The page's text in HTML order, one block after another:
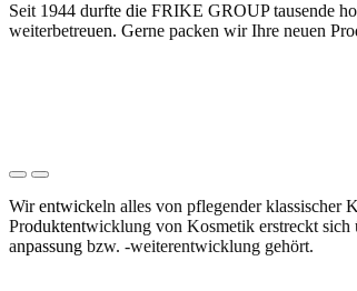
Seit 1944 durfte die FRIKE GROUP tausende
weiterbetreuen. Gerne packen wir Ihre neuen
Wir entwickeln alles von pflegender klassischer
Produktentwicklung von Kosmetik erstreckt sich
anpassung bzw. -weiterentwicklung gehört.